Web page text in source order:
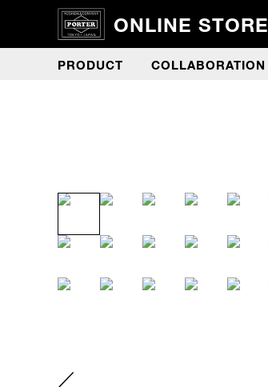
ONLINE STORE
PRODUCT COLLABORATION